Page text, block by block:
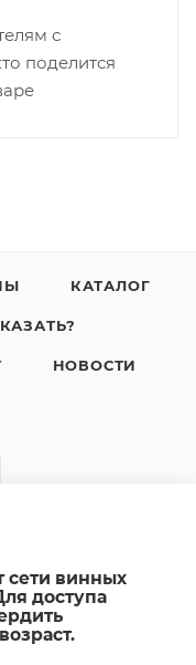
с
поделится
КАТАЛОГ
НОВОСТИ
д. 221, кв. 24
сети винных
доступа